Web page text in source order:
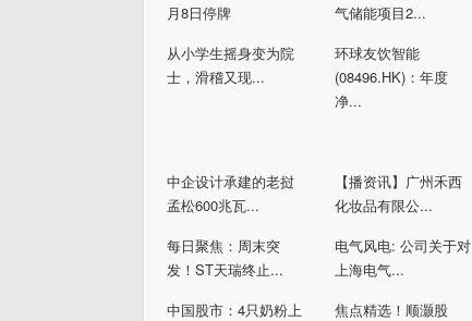
月8日停牌
气储能项目2...
从小学生摇身变为院
士，滑稽又现...
环球友饮智能
(08496.HK)：年度
净...
中企设计承建的老挝
孟松600兆瓦...
【播资讯】广州禾西
化妆品有限公...
每日聚焦：周末突
发！ST天瑞终止...
电气风电: 公司关于对
上海电气...
中国股市：4只奶粉上
焦点精选！顺灏股